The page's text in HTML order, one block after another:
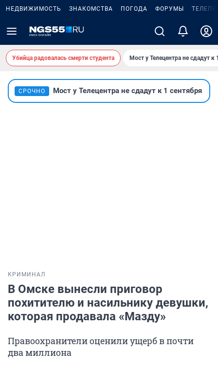
НЕДВИЖИМОСТЬ ЗНАКОМСТВА ПОГОДА ФОРУМЫ
Убийца радовалась смерти студента Мост у Телецентра не сдадут к
СРОЧНО Мост у Телецентра не сдадут к 1 сентября
КРИМИНАЛ
В Омске вынесли приговор
похитителю и насильнику девушки,
которая продавала «Мазду»
Правоохранители оценили ущерб в почти
два миллиона